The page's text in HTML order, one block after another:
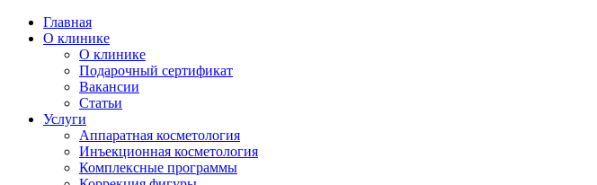
Главная
О клинике
О клинике
Подарочный сертификат
Вакансии
Статьи
Услуги
Аппаратная косметология
Инъекционная косметология
Комплексные программы